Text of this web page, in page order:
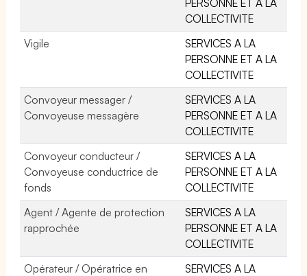
COLLECTIVITE
Vigile
SERVICES A LA
PERSONNE ET A LA
COLLECTIVITE
Convoyeur messager /
Convoyeuse messagère
SERVICES A LA
PERSONNE ET A LA
COLLECTIVITE
Convoyeur conducteur /
Convoyeuse conductrice de
fonds
SERVICES A LA
PERSONNE ET A LA
COLLECTIVITE
Agent / Agente de protection
rapprochée
SERVICES A LA
PERSONNE ET A LA
COLLECTIVITE
Opérateur / Opératrice en
SERVICES A LA